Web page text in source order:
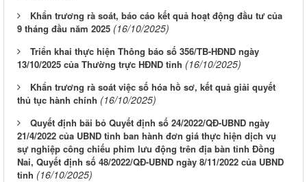
Khẩn trương rà soát, báo cáo kết quả hoạt động đầu tư của
9 tháng đầu năm 2025 (16/10/2025)
Triển khai thực hiện Thông báo số 356/TB-HĐND ngày
13/10/2025 của Thường trực HĐND tỉnh (16/10/2025)
Khẩn trương rà soát việc số hóa hồ sơ, kết quả giải quyết
thủ tục hành chính (16/10/2025)
Quyết định bãi bỏ Quyết định số 24/2022/QĐ-UBND ngày
21/4/2022 của UBND tỉnh ban hành đơn giá thực hiện dịch vụ
sự nghiệp công chiếu phim lưu động trên địa bàn tỉnh Đồng
Nai, Quyết định số 48/2022/QĐ-UBND ngày 8/11/2022 của UBND
tỉnh (16/10/2025)